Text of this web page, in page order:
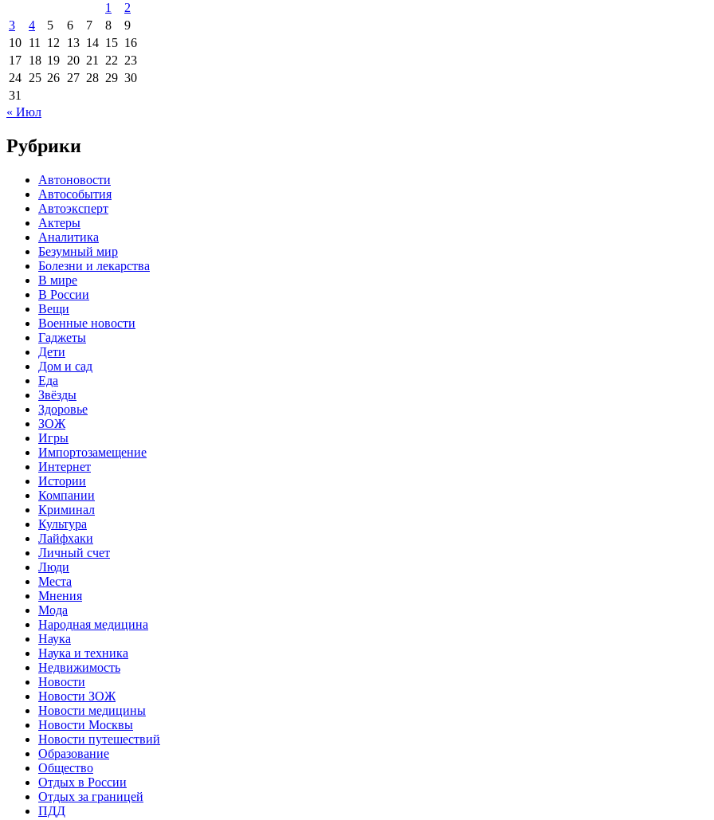
1
2
3
4 5 6 7 8
9
10 11 12 13 14 15 16
17 18 19 20 21 22 23
24 25 26 27 28 29 30
31
« Июл
Рубрики
Автоновости
Автособытия
Автоэксперт
Актеры
Аналитика
Безумный мир
Болезни и лекарства
В мире
В России
Вещи
Военные новости
Гаджеты
Дети
Дом и сад
Еда
Звёзды
Здоровье
ЗОЖ
Игры
Импортозамещение
Интернет
Истории
Компании
Криминал
Культура
Лайфхаки
Личный счет
Люди
Места
Мнения
Мода
Народная медицина
Наука
Наука и техника
Недвижимость
Новости
Новости ЗОЖ
Новости медицины
Новости Москвы
Новости путешествий
Образование
Общество
Отдых в России
Отдых за границей
ПДД